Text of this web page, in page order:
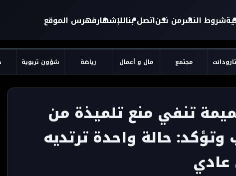
شروط النشرمن نحناتصل بناللإشهارفهرس الموقع
مجتمع مال و أعمال رياضة شؤون تربوية
تنفي منع تلميذة من
حالة واحدة ترتديه
عادي